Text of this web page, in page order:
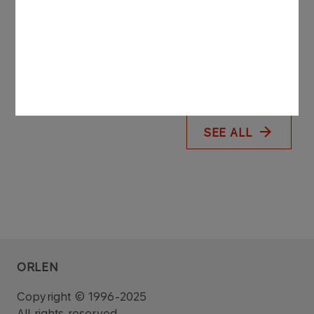
SEE ALL
ORLEN
Copyright © 1996-2025